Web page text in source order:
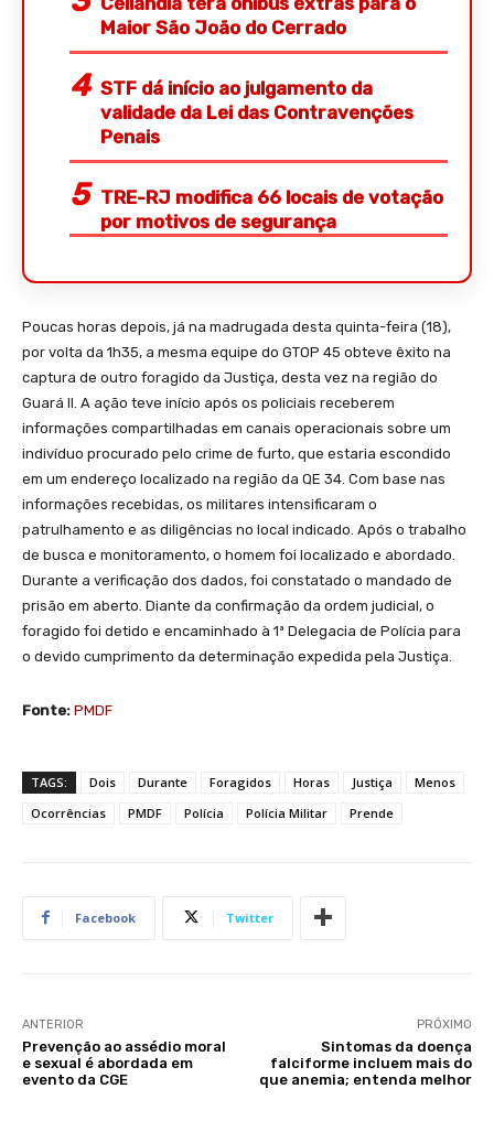
Maior São João do Cerrado
STF dá início ao julgamento da
validade da Lei das Contravenções
Penais
TRE-RJ modifica 66 locais de votação
por motivos de segurança
Poucas horas depois, já na madrugada desta quinta-feira (18),
por volta da 1h35, a mesma equipe do GTOP 45 obteve êxito na
captura de outro foragido da Justiça, desta vez na região do
Guará II. A ação teve início após os policiais receberem
informações compartilhadas em canais operacionais sobre um
indivíduo procurado pelo crime de furto, que estaria escondido
em um endereço localizado na região da QE 34. Com base nas
informações recebidas, os militares intensificaram o
patrulhamento e as diligências no local indicado. Após o trabalho
de busca e monitoramento, o homem foi localizado e abordado.
Durante a verificação dos dados, foi constatado o mandado de
prisão em aberto. Diante da confirmação da ordem judicial, o
foragido foi detido e encaminhado à 1ª Delegacia de Polícia para
o devido cumprimento da determinação expedida pela Justiça.
Fonte: PMDF
TAGS: Dois Durante Foragidos Horas Justiça
Menos
Ocorrências
PMDF Polícia Polícia Militar Prende
Facebook Twitter
ANTERIOR
Prevenção ao assédio moral
e sexual é abordada em
evento da CGE
PRÓXIMO
Sintomas da doença
falciforme incluem mais do
que anemia; entenda melhor